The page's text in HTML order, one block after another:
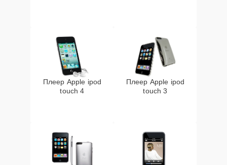
Плеер Apple ipod
touch 4
Плеер Apple ipod
touch 3